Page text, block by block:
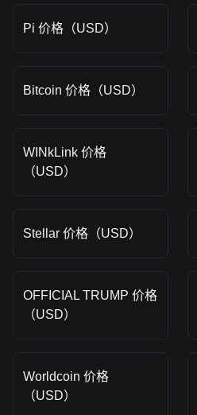
Pi 价格（USD）
Bitcoin 价格（USD）
WINkLink 价格
（USD）
Stellar 价格（USD）
OFFICIAL TRUMP 价格
（USD）
Worldcoin 价格
（USD）